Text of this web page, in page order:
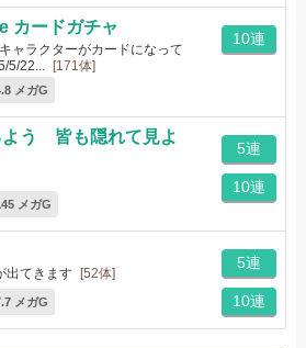
カードガチャ
ャラクターがカードになって
5/22...
[171体]
メガG
10連
よう 皆も隠れて見よ
メガG
5連
10連
出てきます [52体]
メガG
5連
10連